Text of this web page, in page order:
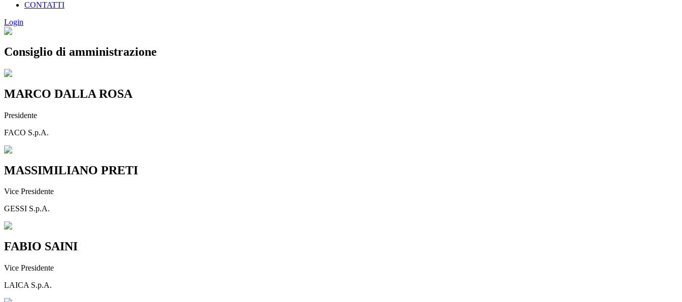
CONTATTI
Login
Consiglio di amministrazione
MARCO DALLA ROSA
Presidente
FACO S.p.A.
MASSIMILIANO PRETI
Vice Presidente
GESSI S.p.A.
FABIO SAINI
Vice Presidente
LAICA S.p.A.